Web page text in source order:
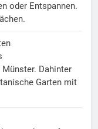
oder Entspannen.
Dahinter
Garten mit